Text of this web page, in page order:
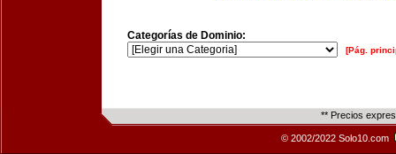
Categorías de Dominio:
[Pág.
** Precios
© 2002/2022 Solo10.com